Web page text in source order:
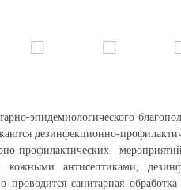
эпидемиологического
дезинфекционно-
профилактических
кожными антисептиками,
проводится санитарная